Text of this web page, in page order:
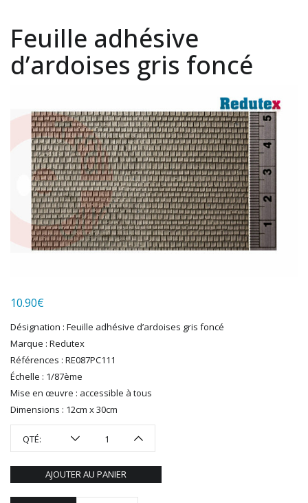
DECAPOD
DISQUE ROUGE
EPM
FALLER
FLEISCHMANN
HAXO-3D
HEKI
HERKAT
HUMBROL
ITALERI
JOUEF
KOLIBRI
MAKETTE
MARLKIN
MKD
NOREV
NOVATEUR MODELES
PECO
PG mini
PIKO
PN SUD MODELISME
PRINCE AUGUST
R37
Feuille adhésive
d’ardoises gris foncé
10.90€
Désignation : Feuille adhésive d’ardoises gris foncé
Marque : Redutex
Références : RE087PC111
Échelle : 1/87ème
Mise en œuvre : accessible à tous
Dimensions : 12cm x 30cm
QTÉ:
AJOUTER AU PANIER